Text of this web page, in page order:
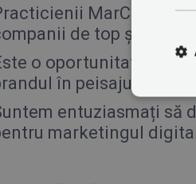
MarCom și-
de top și
o oportunitate
în peisajul digital
entuziasmați să
marketingul